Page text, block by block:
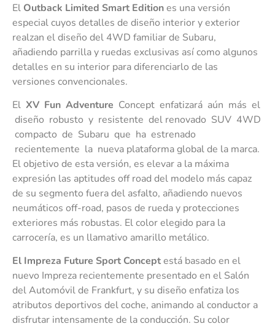
El Outback Limited Smart Editiones una versión
especial cuyos detalles de diseño interior y exterior
realzan el diseño del 4WD familiar de Subaru,
añadiendo parrilla y ruedas exclusivas así como algunos
detalles en su interior para diferenciarlo de las
versiones convencionales.
El XV Fun Adventure Concept enfatizará aún más el
diseño robusto y resistente del renovado SUV 4WD
compacto de Subaru que ha estrenado
recientemente la nueva plataforma global de la marca.
El objetivo de esta versión, es elevar a la máxima
expresión las aptitudes off road del modelo más capaz
de su segmento fuera del asfalto, añadiendo nuevos
neumáticos off-road, pasos de rueda y protecciones
exteriores más robustas. El color elegido para la
carrocería, es un llamativo amarillo metálico.
El Impreza Future Sport Conceptestá basado en el
nuevo Impreza recientemente presentado en el Salón
del Automóvil de Frankfurt, y su diseño enfatiza los
atributos deportivos del coche, animando al conductor a
disfrutar intensamente de la conducción. Su color